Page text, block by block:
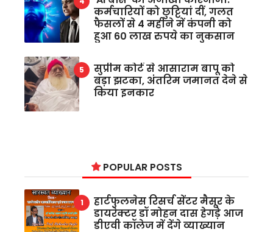
कर्मचारियों को छुट्टियां दीं, गलत
फैसलों से 4 महीने में कंपनी को
हुआ 60 लाख रुपये का नुकसान
सुप्रीम कोर्ट से आसाराम बापू को
बड़ा झटका, अंतरिम जमानत देने से
किया इनकार
POPULAR POSTS
हार्टफुलनेस रिसर्च सेंटर मैसूर के
डायरेक्टर डॉ मोहन दास हेगड़े आज
डीएवी कॉलेज में देंगे व्याख्यान